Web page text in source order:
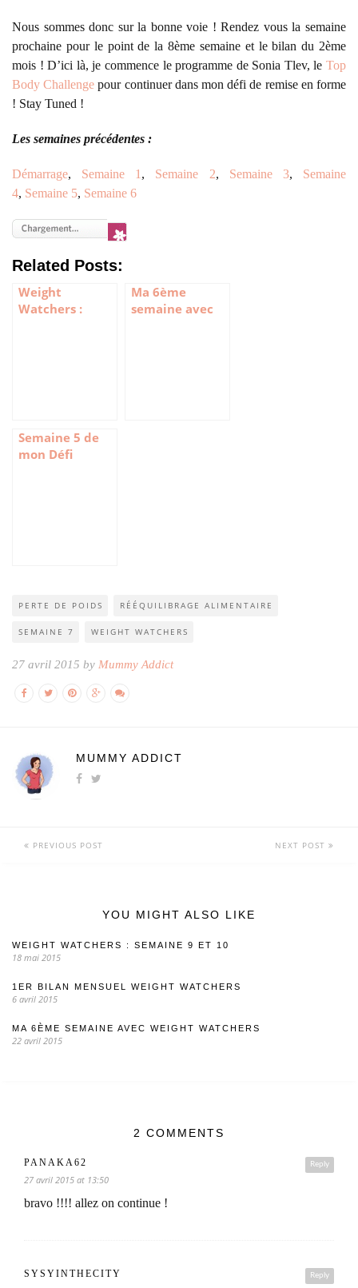
Nous sommes donc sur la bonne voie ! Rendez vous la semaine
prochaine pour le point de la 8ème semaine et le bilan du 2ème
mois ! D’ici là, je commence le programme de Sonia Tlev, le Top
Body Challenge pour continuer dans mon défi de remise en forme
! Stay Tuned !
Les semaines précédentes :
Démarrage, Semaine 1, Semaine 2, Semaine 3, Semaine
4, Semaine 5, Semaine 6
Related Posts:
Weight
Watchers :
Ma 6ème
semaine avec
Semaine 5 de
mon Défi
PERTE DE POIDS RÉÉQUILIBRAGE ALIMENTAIRE
SEMAINE 7 WEIGHT WATCHERS
27 avril 2015 by Mummy Addict
MUMMY ADDICT
PREVIOUS POST NEXT POST
YOU MIGHT ALSO LIKE
WEIGHT WATCHERS : SEMAINE 9 ET 10
18 mai 2015
1ER BILAN MENSUEL WEIGHT WATCHERS
6 avril 2015
MA 6ÈME SEMAINE AVEC WEIGHT WATCHERS
22 avril 2015
2 COMMENTS
Reply
PANAKA62
27 avril 2015 at 13:50
bravo !!!! allez on continue !
Reply
SYSYINTHECITY